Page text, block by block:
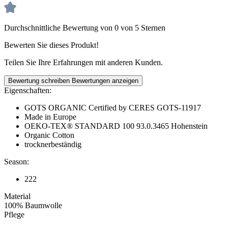
Durchschnittliche Bewertung von 0 von 5 Sternen
Bewerten Sie dieses Produkt!
Teilen Sie Ihre Erfahrungen mit anderen Kunden.
Bewertung schreiben Bewertungen anzeigen
Eigenschaften:
GOTS ORGANIC Certified by CERES GOTS-11917
Made in Europe
OEKO-TEX® STANDARD 100 93.0.3465 Hohenstein
Organic Cotton
trocknerbeständig
Season:
222
Material
100% Baumwolle
Pflege